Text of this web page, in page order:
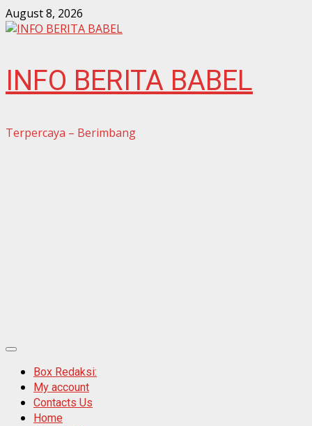
Skip
to
August 8, 2026
INFO BERITA BABEL
Terpercaya – Berimbang
Primary
MenuBox Redaksi:
My account
Contacts Us
Home